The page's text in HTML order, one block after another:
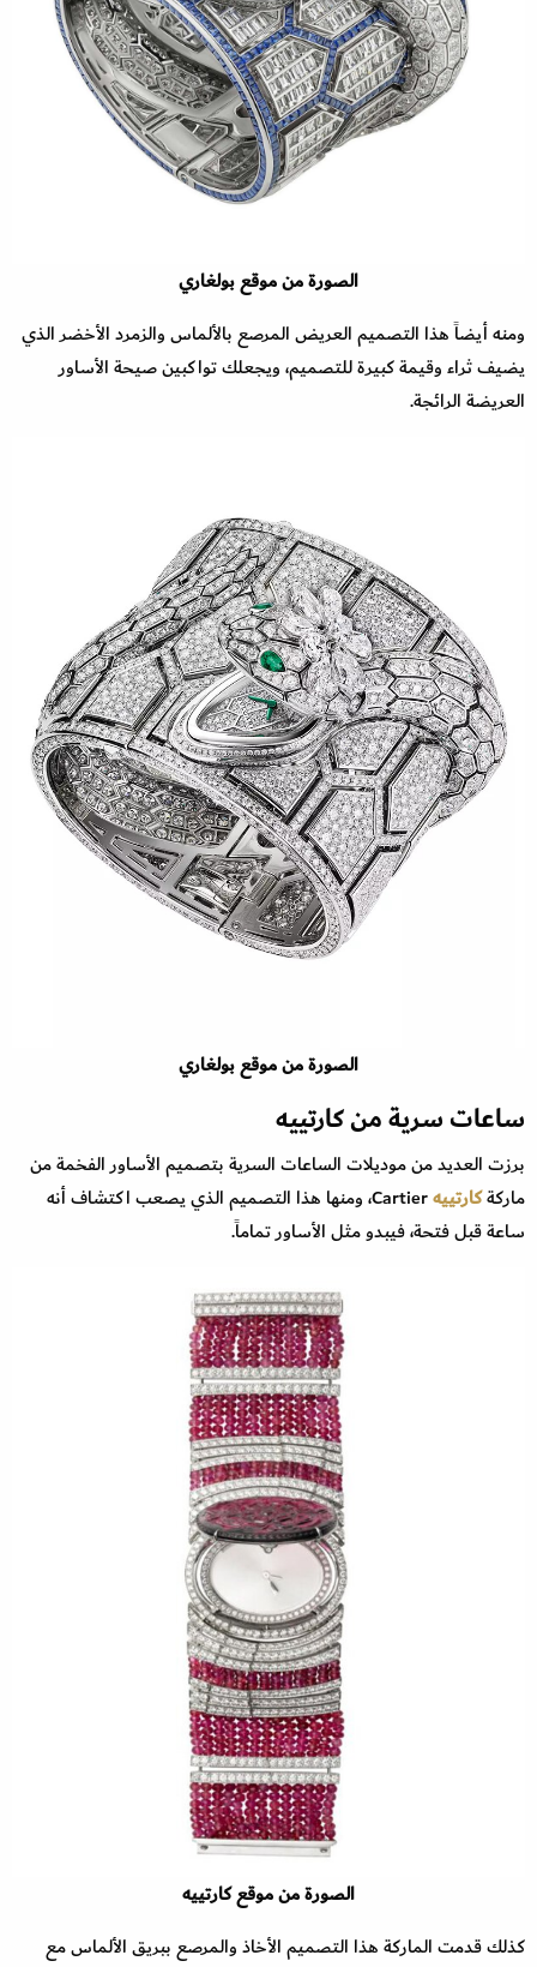
الصورة من موقع بولغاري
ومنه أيضاً هذا التصميم العريض المرصع بالألماس والزمرد الأخضر الذي
يضيف ثراء وقيمة كبيرة للتصميم، ويجعلك تواكبين صيحة الأساور
العريضة الرائجة.
الصورة من موقع بولغاري
ساعات سرية من كارتييه
برزت العديد من موديلات الساعات السرية بتصميم الأساور الفخمة من
ماركةكارتييه
Cartier، ومنها هذا التصميم الذي يصعب اكتشاف أنه
ساعة قبل فتحة، فيبدو مثل الأساور تماماً.
الصورة من موقع كارتييه
كذلك قدمت الماركة هذا التصميم الأخاذ والمرصع ببريق الألماس مع